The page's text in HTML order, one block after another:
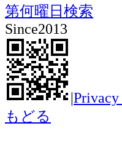
第何曜日検索
Since2013
|
もどる